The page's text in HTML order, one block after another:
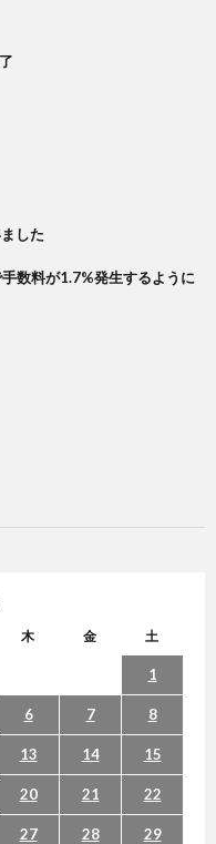
した
数料が1.7%発生するように
木 金 土
1
6 7 8
13 14 15
20 21 22
27 28 29